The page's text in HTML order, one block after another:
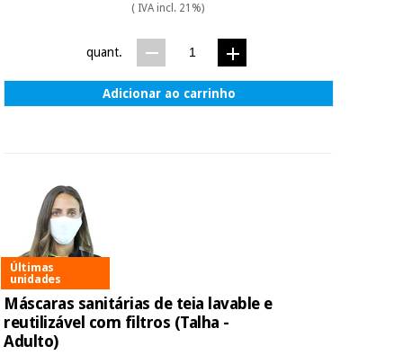
( IVA incl. 21%)
quant.
Adicionar ao carrinho
Últimas
unidades
Máscaras sanitárias de teia lavable e
reutilizável com filtros (Talha -
Adulto)